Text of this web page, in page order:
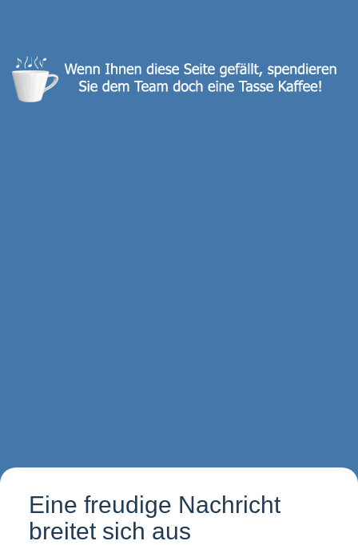
Eine freudige Nachricht
breitet sich aus